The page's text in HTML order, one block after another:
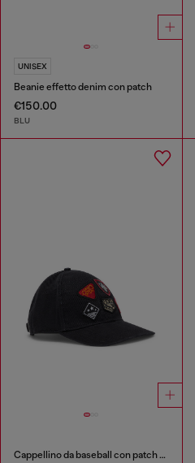
UNISEX
Beanie effetto denim con patch
€150.00
BLU
Cappellino da baseball con patch ricamati